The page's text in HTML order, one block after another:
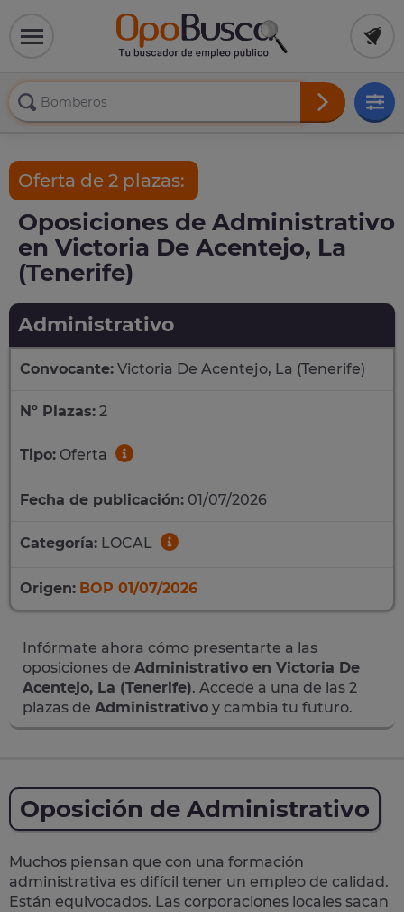
Oferta de 2 plazas:
Oposiciones de Administrativo
en Victoria De Acentejo, La
(Tenerife)
Administrativo
Convocante: Victoria De Acentejo, La (Tenerife)
Nº Plazas: 2
Tipo: Oferta
Fecha de publicación: 01/07/2026
Categoría: LOCAL
Origen: BOP 01/07/2026
Infórmate ahora cómo presentarte a las
oposiciones de Administrativo en Victoria De
Acentejo, La (Tenerife). Accede a una de las 2
plazas de Administrativo y cambia tu futuro.
Oposición de Administrativo
Muchos piensan que con una formación
administrativa es difícil tener un empleo de calidad.
Están equivocados. Las corporaciones locales sacan